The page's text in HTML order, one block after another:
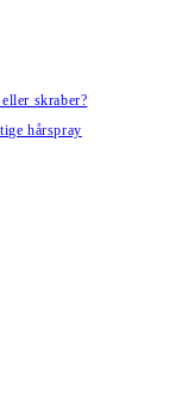
skraber?
hårspray